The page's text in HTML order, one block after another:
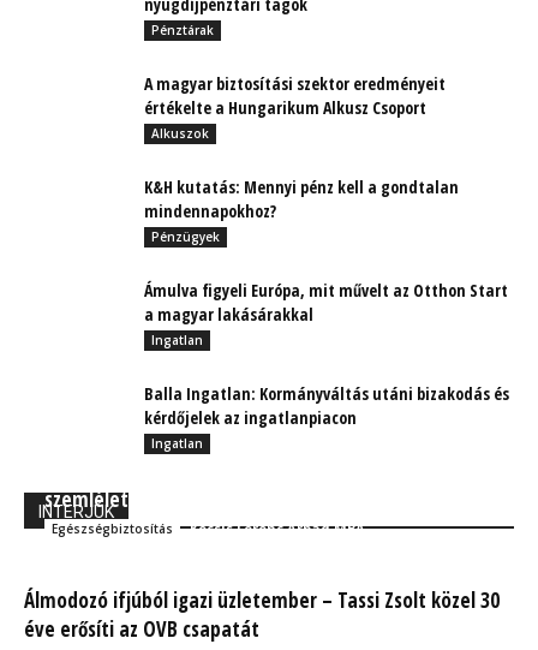
Pénztárak
A magyar biztosítási szektor eredményeit
értékelte a Hungarikum Alkusz Csoport
Alkuszok
K&H kutatás: Mennyi pénz kell a gondtalan
mindennapokhoz?
Pénzügyek
Ámulva figyeli Európa, mit művelt az Otthon Start
a magyar lakásárakkal
Ingatlan
Balla Ingatlan: Kormányváltás utáni bizakodás és
kérdőjelek az ingatlanpiacon
Ingatlan
INTERJÚK
szemléletváltást elérni az egészségbiztosításban
Egészségbiztosítás Kocsis Ferenc Árpád MBA
Álmodozó ifjúból igazi üzletember – Tassi Zsolt közel 30
éve erősíti az OVB csapatát